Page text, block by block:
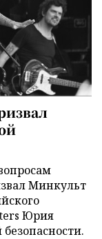
Минкульт
Юрия